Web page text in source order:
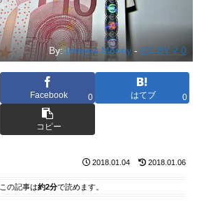
By:Images Money -CC BY 2.0
Facebook 0 はてブ 0
コピー
2018.01.04 2018.01.06
この記事は約2分で読めます。